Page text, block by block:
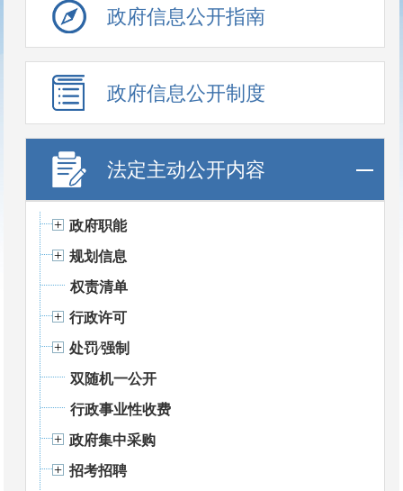
政府信息公开指南
政府信息公开制度
法定主动公开内容
政府职能
规划信息
权责清单
行政许可
处罚⁄强制
双随机一公开
行政事业性收费
政府集中采购
招考招聘